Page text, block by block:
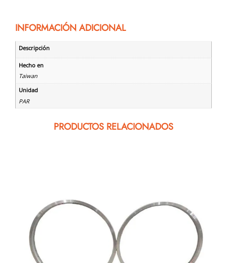
INFORMACIÓN ADICIONAL
Descripción
Hecho en
Taiwan
Unidad
PAR
PRODUCTOS RELACIONADOS